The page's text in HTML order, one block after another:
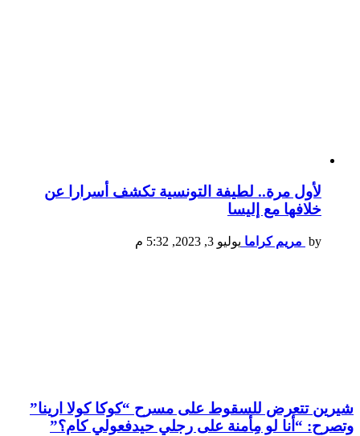
لأول مرة.. لطيفة التونسية تكشف أسرارا عن
خلافها مع إليسا
by مريم كراما يوليو 3, 2023, 5:32 م
شيرين تتعرض للسقوط على مسرح “كوكا كولا ارينا”
وتصرح: “أنا لو مِأمنة على رجلي حيدفعولي كام؟”